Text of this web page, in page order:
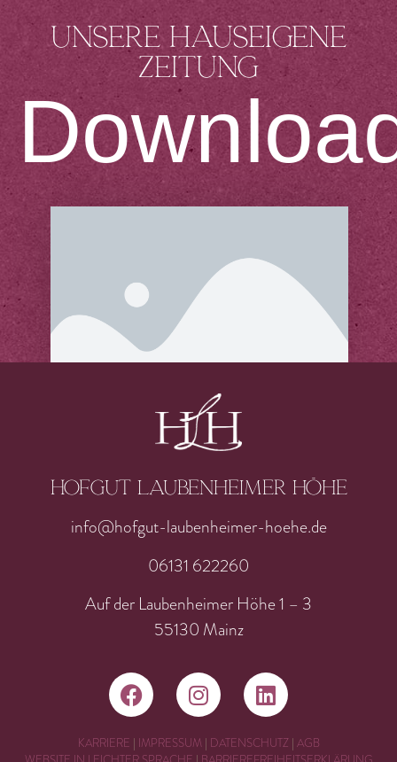
Unsere hauseigene
Zeitung
Hofgut laubenheimer höhe
info@hofgut-laubenheimer-hoehe.de
06131 622260
Auf der Laubenheimer Höhe 1 – 3
55130 Mainz
KARRIERE | IMPRESSUM| DATENSCHUTZ| AGB